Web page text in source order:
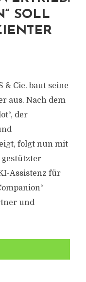
SOLL
& Cie. baut seine
aus. Nach dem
der
folgt nun mit
gestützter
Assistenz für
und